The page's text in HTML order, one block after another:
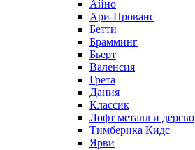
Айно
Ари-Прованс
Бетти
Брамминг
Бьерт
Валенсия
Грета
Дания
Классик
Лофт металл и дерево
Тимберика Кидс
Ярви